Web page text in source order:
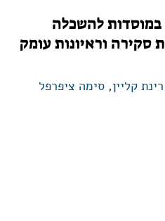
במוסדות להשכלה
סקירה וראיונות עומק
רינת קליין, סימה ציפרפל